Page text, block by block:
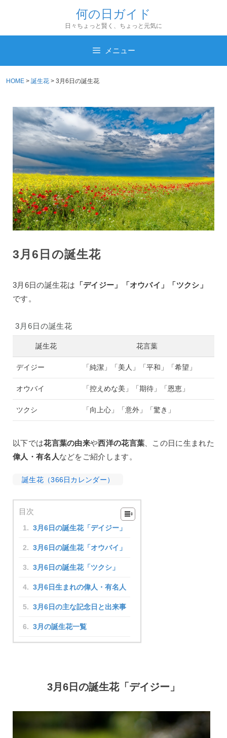
テ
何の日ガイド
日々ちょっと賢く、ちょっと元気に
メニュー
HOME > 誕生花 > 3月6日の誕生花
3月6日の誕生花
3月6日の誕生花は
「デイジー」「オウバイ」「ツクシ」
です。
3月6日の誕生花
誕生花 花言葉
デイジー 「純潔」「美人」「平和」「希望」
オウバイ 「控えめな美」「期待」「恩恵」
ツクシ 「向上心」「意外」「驚き」
以下では花言葉の由来や西洋の花言葉 、この日に生まれた
偉人・有名人などをご紹介します。
誕生花（366日カレンダー）
目次
3月6日の誕生花「デイジー」
3月6日の誕生花「オウバイ」
3月6日の誕生花「ツクシ」
3月6日生まれの偉人・有名人
3月6日の主な記念日と出来事
3月の誕生花一覧
3月6日の誕生花「デイジー」